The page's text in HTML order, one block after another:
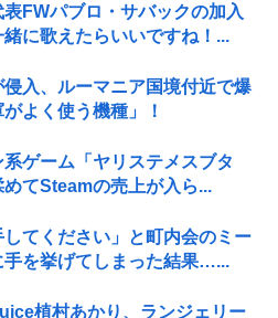
FWパブロ・サバックの加入
に歌えたらいいですね！...
入、ルーマニア国境付近で爆
よく使う機種」！
系ゲーム「ヤリステメスブタ
てSteamの売上が入ら...
してください」と町内会のミー
手を挙げてしまった結果…...
植村あかり、ランジェリー